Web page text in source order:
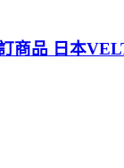
商品 日本